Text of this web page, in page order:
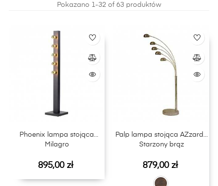
Pokazano 1-32 of 63 produktów
Phoenix lampa stojąca
Milagro
Cena
895,00 zł
Palp lampa stojąca AZzardo
Starzony brąz
Cena
879,00 zł